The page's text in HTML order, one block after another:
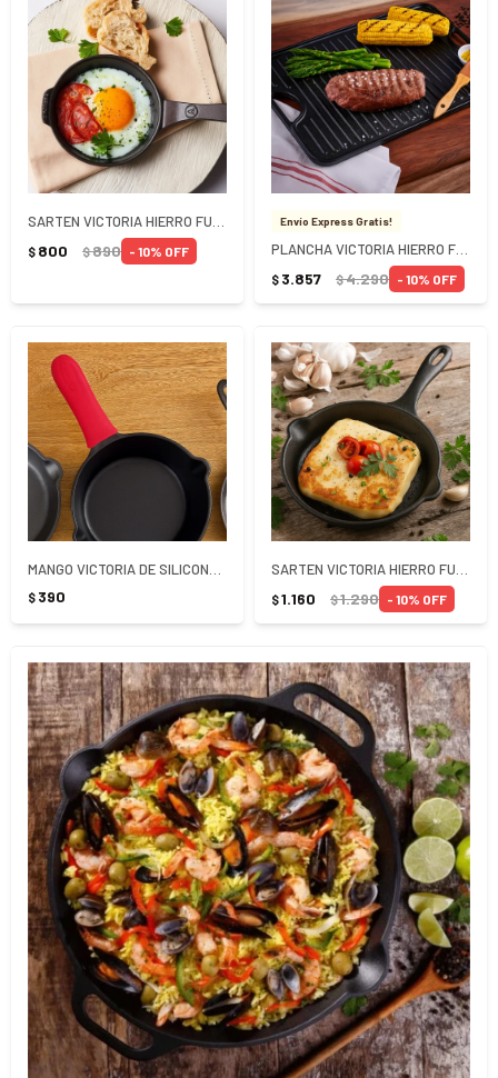
$ 800 $890 10
Envío Express Gratis!
$ 3.857 $4.290 10
$ 390 $1.160 $1.290 10